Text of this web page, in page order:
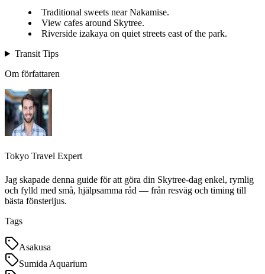
Traditional sweets near Nakamise.
View cafes around Skytree.
Riverside izakaya on quiet streets east of the park.
Transit Tips
Om författaren
Tokyo Travel Expert
Jag skapade denna guide för att göra din Skytree‑dag enkel, rymlig
och fylld med små, hjälpsamma råd — från resväg och timing till
bästa fönsterljus.
Tags
Asakusa
Sumida Aquarium